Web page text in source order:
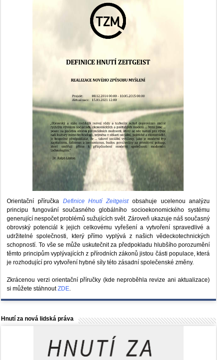
Orientační příručka Definice Hnutí Zeitgeistobsahuje ucelenou analýzu
principu fungování současného globálního socioekonomického systému
generující nespočet problémů sužujících svět. Zároveň ukazuje náš současný
obrovský potenciál k jejich celkovému vyřešení a vytvoření spravedlivé a
udržitelné společnosti, který přímo vyplývá z našich vědeckotechnických
schopností. To vše se může uskutečnit za předpokladu hlubšího porozumění
těmto principům vyplývajících z přírodních zákonů jistou části populace, která
je rozhodující pro vytvoření hybné síly této zásadní společenské změny.
Zkrácenou verzi orientační příručky (kde neproběhla revize ani aktualizace)
si můžete stáhnoutZDE
Hnutí za nová lidská práva